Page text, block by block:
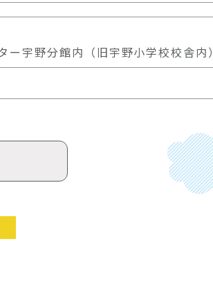
宇野分館内（旧宇野小学校校舎内）